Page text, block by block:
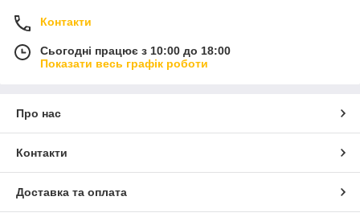
Контакти
Сьогодні працює з 10:00 до 18:00
Показати весь графік роботи
Про нас
Контакти
Доставка та оплата